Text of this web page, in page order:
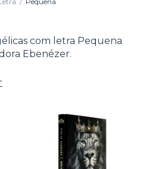
com letra Pequena
Ebenézer.